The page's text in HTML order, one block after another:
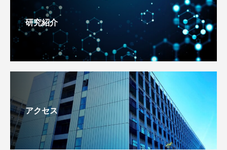
研究紹介
アクセス